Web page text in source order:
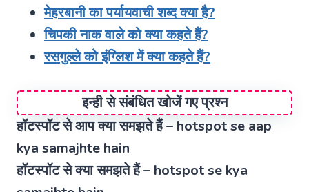
मेहरबानी का पर्यायवाची शब्द क्या है?
चिपकी नाक वाले को क्या कहते हैं?
रसगुल्ले को इंग्लिश में क्या कहते हैं?
इन्ही से संबंधित खोजें गए प्रश्न
हॉटस्पॉट से आप क्या समझते हैं – hotspot se aap
kya samajhte hain
हॉटस्पॉट से क्या समझते हैं – hotspot se kya